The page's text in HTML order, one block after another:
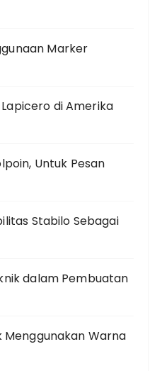
Marker
di Amerika
Untuk Pesan
Stabilo Sebagai
dalam Pembuatan
Menggunakan Warna